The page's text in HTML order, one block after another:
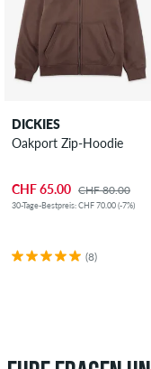
DICKIES
Oakport Zip-Hoodie
CHF 65.00 CHF 80.00
30-Tage-Bestpreis: CHF 70.00 (-7%)
(8)